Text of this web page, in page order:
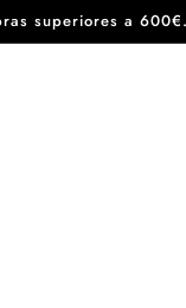
superiores a 600€.